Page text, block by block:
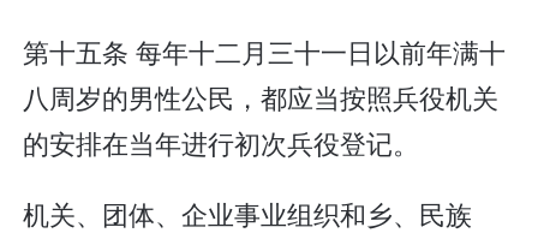
第十五条 每年十二月三十一日以前年满十
八周岁的男性公民，都应当按照兵役机关
的安排在当年进行初次兵役登记。
机关、团体、企业事业组织和乡、民族